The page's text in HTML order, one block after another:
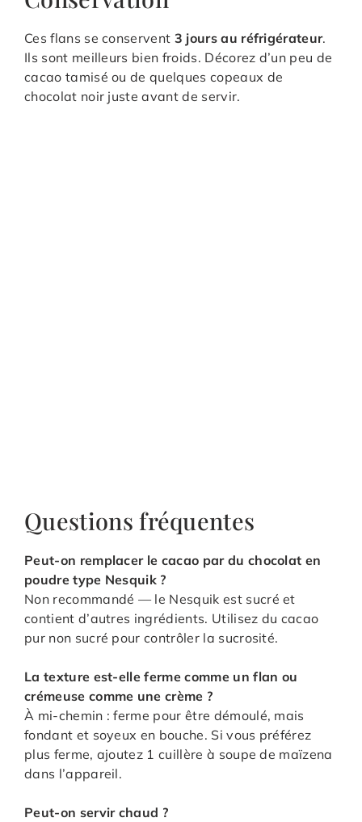
Ces flans se conservent 3 jours au réfrigérateur.
Ils sont meilleurs bien froids. Décorez d’un peu de
cacao tamisé ou de quelques copeaux de
chocolat noir juste avant de servir.
Questions fréquentes
Peut-on remplacer le cacao par du chocolat en
poudre type Nesquik ?
Non recommandé — le Nesquik est sucré et
contient d’autres ingrédients. Utilisez du cacao
pur non sucré pour contrôler la sucrosité.
La texture est-elle ferme comme un flan ou
crémeuse comme une crème ?
À mi-chemin : ferme pour être démoulé, mais
fondant et soyeux en bouche. Si vous préférez
plus ferme, ajoutez 1 cuillère à soupe de maïzena
dans l’appareil.
Peut-on servir chaud ?